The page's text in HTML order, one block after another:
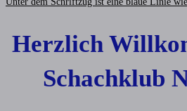
Herzlich
Schachklub